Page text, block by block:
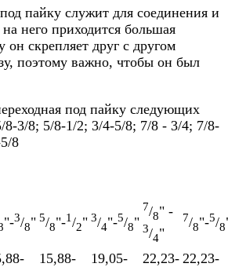
пайку служит для соединения и
него приходится большая
он скрепляет друг с другом
поэтому важно, чтобы он был
под пайку следующих
8-3/8; 5/8-1/2; 3/4-5/8; 7/8 - 3/4; 7/8-
8
"-3/8" 5/8"-1/2" 3/4"-5/8"
7/8" -
3/4"
7/8"-5/8
15,88-
19,05-
22,23- 22,23-